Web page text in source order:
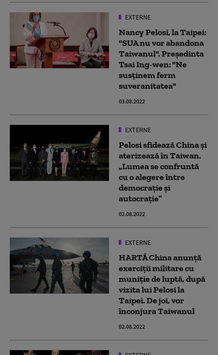
EXTERNE
Nancy Pelosi, la Taipei:
"SUA nu vor abandona
Taiwanul". Președinta
Tsai Ing-wen: "Ne
susținem ferm
suveranitatea"
03.08.2022
EXTERNE
Pelosi sfidează China și
aterizează în Taiwan.
„Lumea se confruntă
cu o alegere între
democrație și
autocrație”
02.08.2022
EXTERNE
HARTĂ China anunță
exerciții militare cu
muniție de luptă, după
vizita lui Pelosi la
Taipei. De joi, vor
înconjura Taiwanul
02.08.2022